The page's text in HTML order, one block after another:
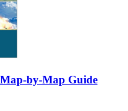
by-Map Guide